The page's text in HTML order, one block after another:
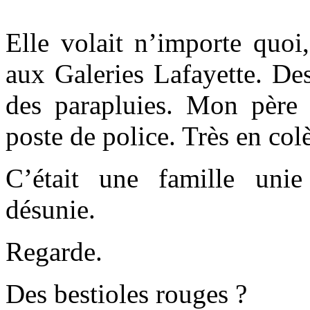
Elle volait n’importe
aux Galeries Lafayette.
des parapluies. Mon
poste de police. Très en
C’était une famille
désunie.
Regarde.
Des bestioles rouges ?